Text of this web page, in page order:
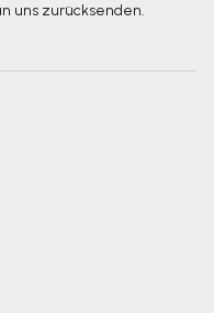
uns zurücksenden.